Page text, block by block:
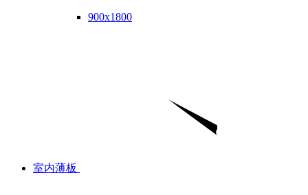
900x1800
室内薄板